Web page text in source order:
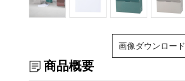
画像ダウンロード
商品概要